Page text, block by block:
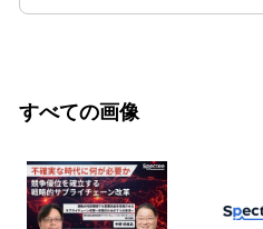
すべての画像